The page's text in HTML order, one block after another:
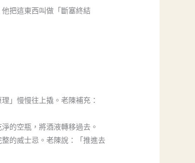
把這東西叫做「斷塞終結
」慢慢往上撬。老陳補充：
的空瓶，將酒液轉移過去。
的威士忌。老陳說：「推進去